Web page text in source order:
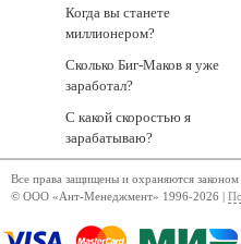
Когда вы станете
миллионером?
Сколько Биг-Маков я уже
заработал?
С какой скоростью я
зарабатываю?
Все права защищены и охраняются законом
© ООО «Ант-Менеджмент» 1996-2026 |